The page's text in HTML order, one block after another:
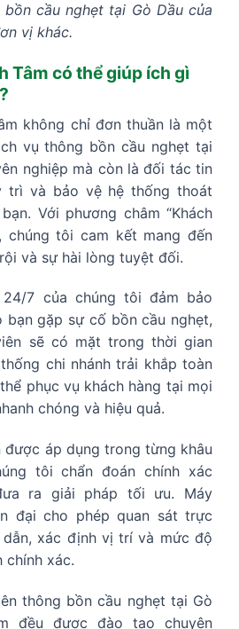
cầu nghẹt tại Gò Dầu của
vị khác.
Tâm có thể giúp ích gì
không chỉ đơn thuần là một
vụ thông bồn cầu nghẹt tại
nghiệp mà còn là đối tác tin
trì và bảo vệ hệ thống thoát
Với phương châm “Khách
chúng tôi cam kết mang đến
và sự hài lòng tuyệt đối.
7 của chúng tôi đảm bảo
bạn gặp sự cố bồn cầu nghẹt,
sẽ có mặt trong thời gian
chi nhánh trải khắp toàn
phục vụ khách hàng tại mọi
chóng và hiệu quả.
được áp dụng trong từng khâu
tôi chẩn đoán chính xác
ra giải pháp tối ưu. Máy
đại cho phép quan sát trực
xác định vị trí và mức độ
chính xác.
thông bồn cầu nghẹt tại Gò
đều được đào tạo chuyên